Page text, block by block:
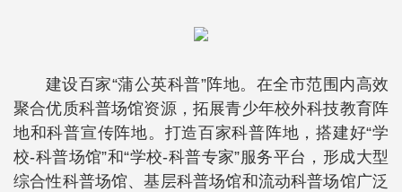
建设百家“蒲公英科普”阵地。在全市范围内高效
聚合优质科普场馆资源，拓展青少年校外科技教育阵
地和科普宣传阵地。打造百家科普阵地，搭建好“学
校-科普场馆”和“学校-科普专家”服务平台，形成大型
综合性科普场馆、基层科普场馆和流动科普场馆广泛